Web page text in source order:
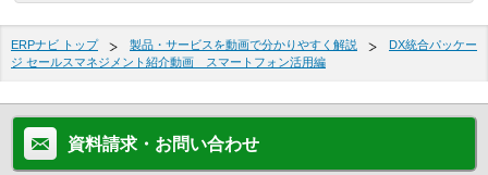
ERPナビ トップ 製品・サービスを動画で分かりやすく解説
DX統合パッケー
ジ セールスマネジメント紹介動画 スマートフォン活用編
資料請求・お問い合わせ